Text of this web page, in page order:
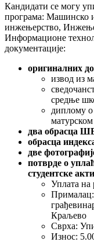
Кандидати се могу
програма: Машинско
инжењерство,
Информационе
документације:
оригиналних
извод из
средње
диплому
два обрасца
обрасца
две
потврде о
студентске
Уплата на
Краљево
Сврха:
Износ: